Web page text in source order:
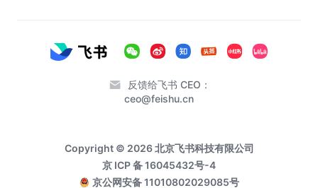
反馈给飞书 CEO：
ceo@feishu.cn
Copyright © 2026 北京飞书科技有限公司
京 ICP 备 16045432号-4
京公网安备 11010802029085号